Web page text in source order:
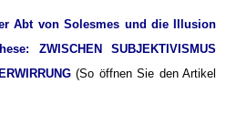
Abt von Solesmes und die Illusion
ZWISCHEN SUBJEKTIVISMUS
(So öffnen Sie den Artikel